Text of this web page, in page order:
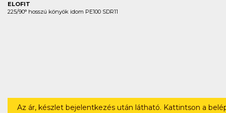
ELOFIT
225/90° hosszú könyök idom PE100 SDR11
Az ár, készlet bejelentkezés után látható. Kattintson a